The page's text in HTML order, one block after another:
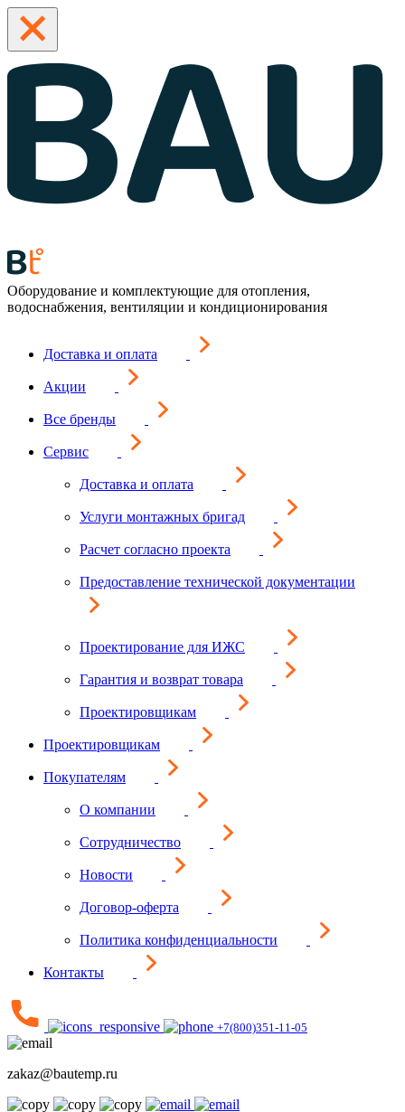
Оборудование и комплектующие для отопления,
водоснабжения, вентиляции и кондиционирования
Доставка и оплата
Акции
Все бренды
Сервис
Доставка и оплата
Услуги монтажных бригад
Расчет согласно проекта
Предоставление технической документации
Проектирование для ИЖС
Гарантия и возврат товара
Проектировщикам
Проектировщикам
Покупателям
О компании
Сотрудничество
Новости
Договор-оферта
Политика конфиденциальности
Контакты
+7(800)351-11-05
zakaz@bautemp.ru